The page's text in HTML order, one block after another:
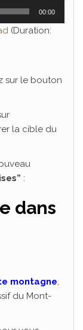
00:00
(Duration:
sur le bouton
la cible du
:
dans
montagne,
du Mont-